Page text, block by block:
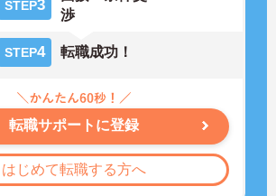
STEP3
渉
STEP4 転職成功！
転職サポートに登録
はじめて転職する方へ